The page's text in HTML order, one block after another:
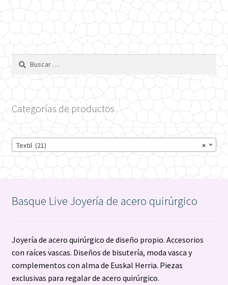
Buscar:
Categorías de productos
×
Textil (21)
Basque Live Joyería de acero quirúrgico
Joyería de acero quirúrgico de diseño propio. Accesorios
con raíces vascas. Diseños de bisutería, moda vasca y
complementos con alma de Euskal Herria. Piezas
exclusivas para regalar de acero quirúrgico.